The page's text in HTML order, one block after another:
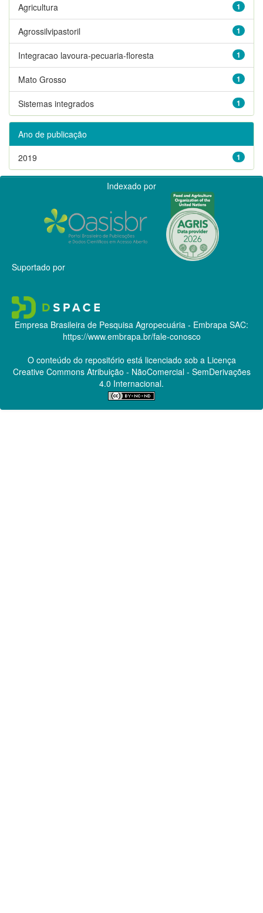
1
Agricultura
1
Agrossilvipastoril
1
Integracao lavoura-pecuaria-floresta
1
Mato Grosso
1
Sistemas integrados
Ano de publicação
1
2019
Indexado por
Suportado por
Empresa Brasileira de Pesquisa Agropecuária - Embrapa SAC:
https://www.embrapa.br/fale-conosco
O conteúdo do repositório está licenciado sob a Licença
Creative CommonsAtribuição - NãoComercial - SemDerivações
4.0 Internacional.